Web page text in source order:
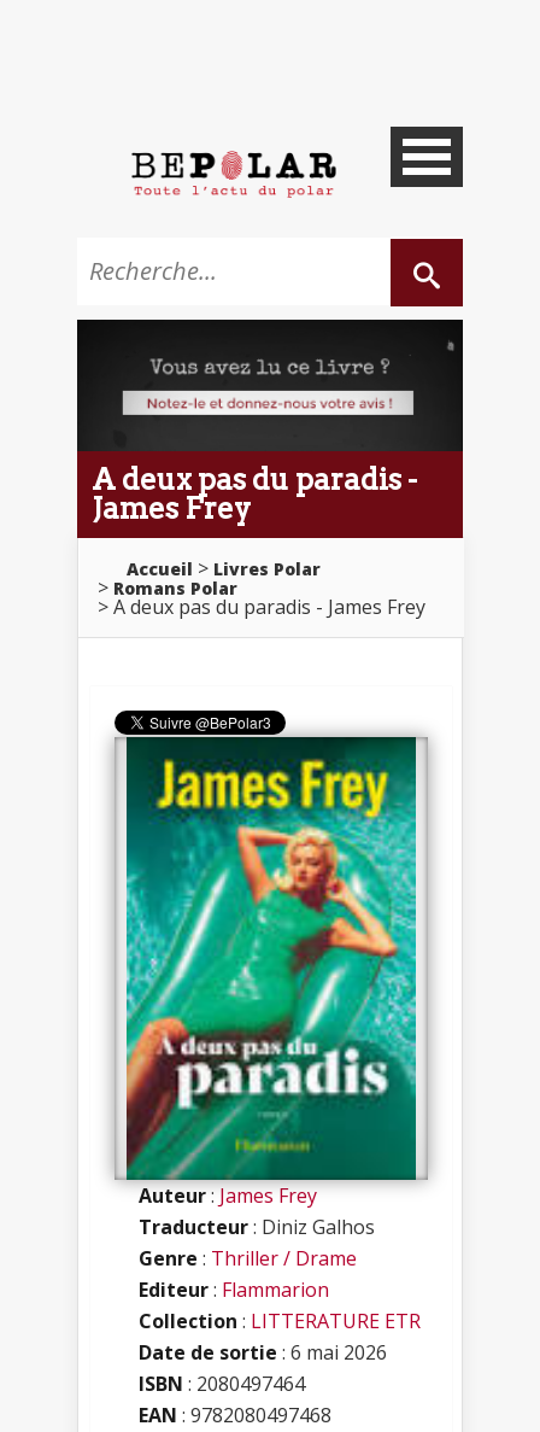
A deux pas du paradis -
James Frey
Accueil
Livres Polar
Romans Polar
A deux pas du paradis - James Frey
Auteur:James Frey
Traducteur: Diniz Galhos
Genre : Thriller / Drame
Editeur: Flammarion
Collection : LITTERATURE ETR
Date de sortie : 6 mai 2026
ISBN : 2080497464
EAN : 9782080497468